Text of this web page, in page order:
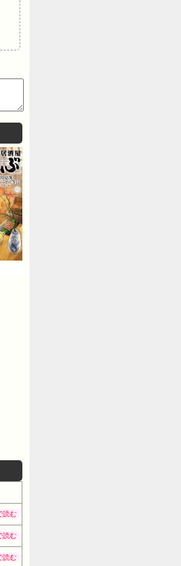
読む
読む
読む